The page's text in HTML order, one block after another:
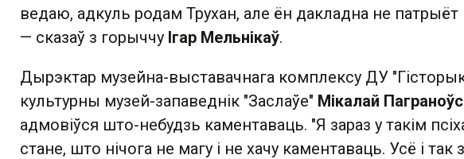
ведаю, адкуль родам Трухан, але ён дакладна не патрыёт
— сказаў з горыччу Ігар Мельнікаў.
Дырэктар музейна-выставачнага комплексу ДУ
культурны музей-запаведнік "Заслаўе" Мікалай
адмовіўся што-небудзь каментаваць. "Я зараз у такім
стане, што нічога не магу і не хачу каментаваць. Усё і так